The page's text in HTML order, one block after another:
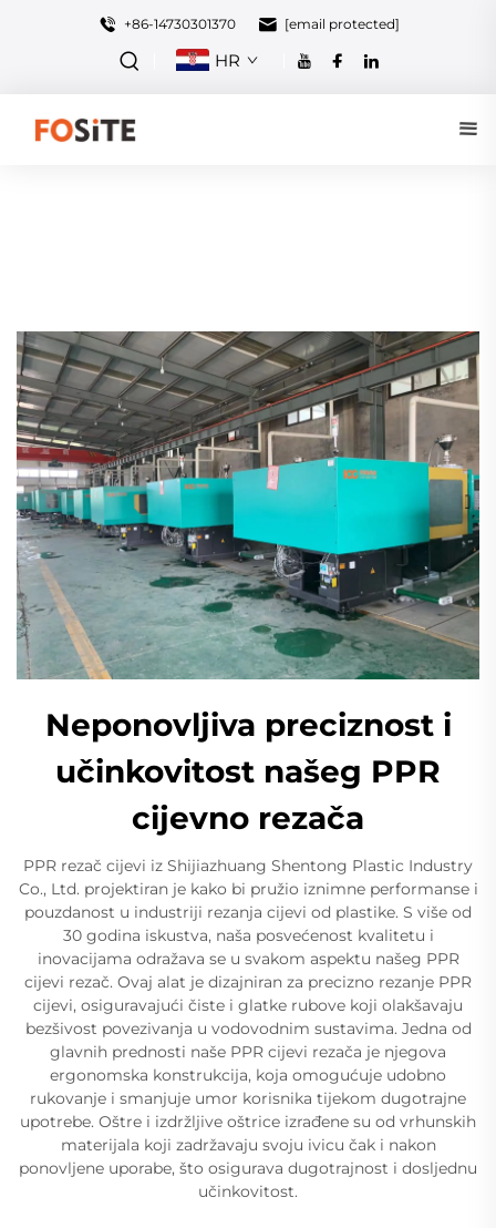
+86-14730301370 [email protected]
HR
Neponovljiva preciznost i
učinkovitost našeg PPR
cijevno rezača
PPR rezač cijevi iz Shijiazhuang Shentong Plastic Industry
Co., Ltd. projektiran je kako bi pružio iznimne performanse i
pouzdanost u industriji rezanja cijevi od plastike. S više od
30 godina iskustva, naša posvećenost kvalitetu i
inovacijama odražava se u svakom aspektu našeg PPR
cijevi rezač. Ovaj alat je dizajniran za precizno rezanje PPR
cijevi, osiguravajući čiste i glatke rubove koji olakšavaju
bezšivost povezivanja u vodovodnim sustavima. Jedna od
glavnih prednosti naše PPR cijevi rezača je njegova
ergonomska konstrukcija, koja omogućuje udobno
rukovanje i smanjuje umor korisnika tijekom dugotrajne
upotrebe. Oštre i izdržljive oštrice izrađene su od vrhunskih
materijala koji zadržavaju svoju ivicu čak i nakon
ponovljene uporabe, što osigurava dugotrajnost i dosljednu
učinkovitost.